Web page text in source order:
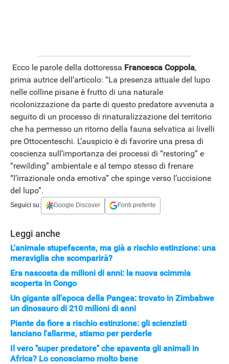
Ecco le parole della dottoressa Francesca Coppola,
prima autrice dell’articolo: “La presenza attuale del lupo
nelle colline pisane è frutto di una naturale
ricolonizzazione da parte di questo predatore avvenuta a
seguito di un processo di rinaturalizzazione del territorio
che ha permesso un ritorno della fauna selvatica ai livelli
pre Ottocenteschi. L’auspicio è di favorire una presa di
coscienza sull’importanza dei processi di “restoring” e
“rewilding” ambientale e al tempo stesso di frenare
“l’irrazionale onda emotiva” che spinge verso l’uccisione
del lupo”.
Seguici su: Google Discover Fonti preferite
Leggi anche
L'animale stupefacente, ma già a rischio estinzione: una
meraviglia che scomparirà?
Era nascosta da milioni di anni: la nuova scimmia
scoperta in Congo
Un gigante all'epoca della Pangea: trovato in Zimbabwe
un dinosauro di 210 milioni di anni
Piante da fiore a rischio estinzione: gli scienziati
lanciano l'allarme, stiamo per perderle
Il vero "super predatore" che spaventa gli animali in
Africa? Lo conosciamo molto bene